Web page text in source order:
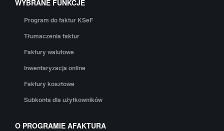
WYBRANE FUNKCJE
Program do faktur KSeF
Tłumaczenia faktur
Faktury walutowe
Inwentaryzacja online
Faktury kosztowe
Subkonta dla użytkowników
O PROGRAMIE AFAKTURA